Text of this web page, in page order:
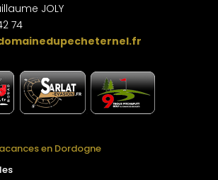
JOLY
74
.
en Dordogne